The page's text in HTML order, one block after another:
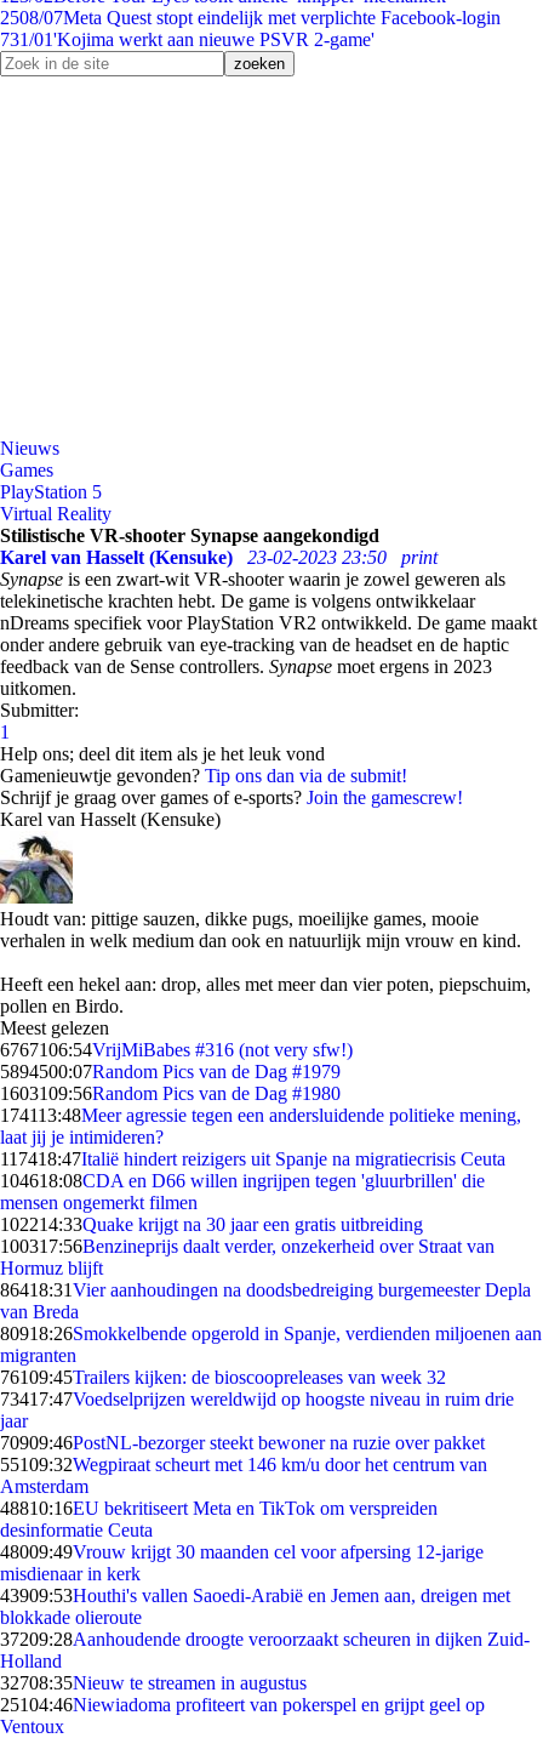
2508/07Meta Quest stopt eindelijk met verplichte Facebook-login
731/01'Kojima werkt aan nieuwe PSVR 2-game'
Nieuws
Games
PlayStation 5
Virtual Reality
Stilistische VR-shooter Synapse aangekondigd
Karel van Hasselt (Kensuke)
23-02-2023 23:50
print
Synapse is een zwart-wit VR-shooter waarin je zowel geweren als
telekinetische krachten hebt. De game is volgens ontwikkelaar
nDreams specifiek voor PlayStation VR2 ontwikkeld. De game maakt
onder andere gebruik van eye-tracking van de headset en de haptic
feedback van de Sense controllers. Synapse moet ergens in 2023
uitkomen.
Submitter:
1
Help ons; deel dit item als je het leuk vond
Gamenieuwtje gevonden? Tip ons dan via de submit!
Schrijf je graag over games of e-sports? Join the gamescrew!
Karel van Hasselt (Kensuke)
Houdt van: pittige sauzen, dikke pugs, moeilijke games, mooie
verhalen in welk medium dan ook en natuurlijk mijn vrouw en kind.
Heeft een hekel aan: drop, alles met meer dan vier poten, piepschuim,
pollen en Birdo.
Meest gelezen
6767106:54VrijMiBabes #316 (not very sfw!)
5894500:07Random Pics van de Dag #1979
1603109:56Random Pics van de Dag #1980
174113:48Meer agressie tegen een andersluidende politieke mening,
laat jij je intimideren?
117418:47Italië hindert reizigers uit Spanje na migratiecrisis Ceuta
104618:08CDA en D66 willen ingrijpen tegen 'gluurbrillen' die
mensen ongemerkt filmen
102214:33Quake krijgt na 30 jaar een gratis uitbreiding
100317:56Benzineprijs daalt verder, onzekerheid over Straat van
Hormuz blijft
86418:31Vier aanhoudingen na doodsbedreiging burgemeester Depla
van Breda
80918:26Smokkelbende opgerold in Spanje, verdienden miljoenen aan
migranten
76109:45Trailers kijken: de bioscoopreleases van week 32
73417:47Voedselprijzen wereldwijd op hoogste niveau in ruim drie
jaar
70909:46PostNL-bezorger steekt bewoner na ruzie over pakket
55109:32Wegpiraat scheurt met 146 km/u door het centrum van
Amsterdam
48810:16EU bekritiseert Meta en TikTok om verspreiden
desinformatie Ceuta
48009:49Vrouw krijgt 30 maanden cel voor afpersing 12-jarige
misdienaar in kerk
43909:53Houthi's vallen Saoedi-Arabië en Jemen aan, dreigen met
blokkade olieroute
37209:28Aanhoudende droogte veroorzaakt scheuren in dijken Zuid-
Holland
32708:35Nieuw te streamen in augustus
25104:46Niewiadoma profiteert van pokerspel en grijpt geel op
Ventoux